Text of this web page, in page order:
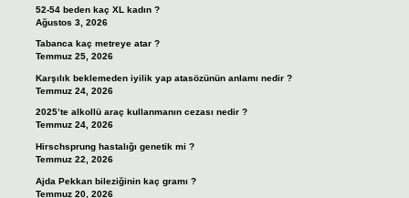
52-54 beden kaç XL kadın ?
Ağustos 3, 2026
Tabanca kaç metreye atar ?
Temmuz 25, 2026
Karşılık beklemeden iyilik yap atasözünün anlamı nedir ?
Temmuz 24, 2026
2025’te alkollü araç kullanmanın cezası nedir ?
Temmuz 24, 2026
Hirschsprung hastalığı genetik mi ?
Temmuz 22, 2026
Ajda Pekkan bileziğinin kaç gramı ?
Temmuz 20, 2026